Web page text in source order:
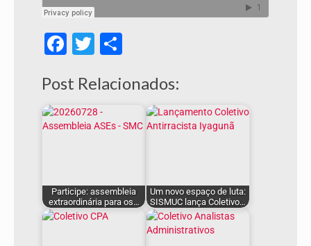
Facebook
Twitter
Post Relacionados:
Participe: assembleia
extraordinária para os…
Um novo espaço de luta:
SISMUC lança Coletivo…